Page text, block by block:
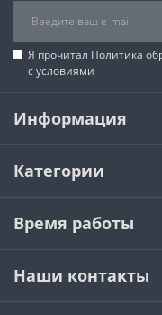
Я прочитал Политика
с условиями
Информация
Категории
Время работы
Наши контакты